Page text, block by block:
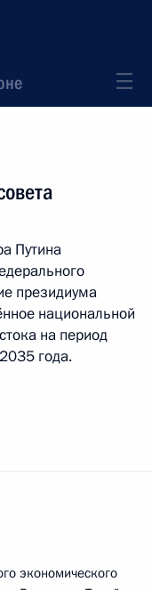
Путина
президиума
национальной
на период
года.
экономического